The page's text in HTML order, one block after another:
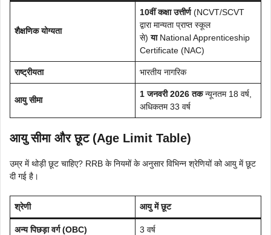
शैक्षणिक योग्यता
10वीं कक्षा उत्तीर्ण(NCVT/SCVT
द्वारा मान्यता प्राप्त स्कूल
से)याNational Apprenticeship
Certificate (NAC)
राष्ट्रीयता भारतीय नागरिक
आयु सीमा
1 जनवरी 2026 तकन्यूनतम 18 वर्ष,
अधिकतम 33 वर्ष
आयु सीमा और छूट (Age Limit Table)
उम्र में थोड़ी छूट चाहिए? RRB के नियमों के अनुसार विभिन्न श्रेणियों को आयु में छूट
दी गई है।
श्रेणी आयु में छूट
अन्य पिछड़ा वर्ग (OBC) 3 वर्ष